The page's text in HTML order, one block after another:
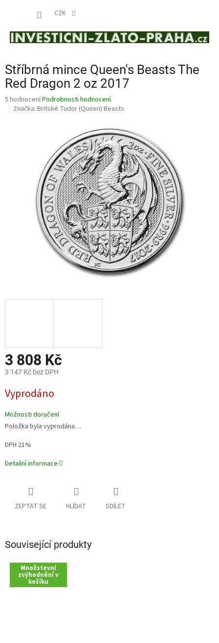
CZK
Stříbrná mince Queen's Beasts The
Red Dragon 2 oz 2017
Průměrné
hodnocení
5 hodnoceníPodrobnosti hodnocení
Značka: Britské Tudor (Queen) Beasts
3 808 Kč
3 147 Kč bez DPH
cena:
Vyprodáno
Možnosti doručení
Položka byla vyprodána…
DPH 21%
Detailní informace
ZEPTAT SE HLÍDAT SDÍLET
Související produkty
Množstevní
zvýhodnění v
košíku